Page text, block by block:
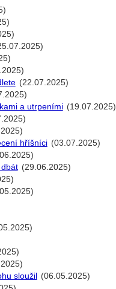
(22.07.2025)
a utrpeními (19.07.2025)
hříšníci (03.07.2025)
(29.06.2025)
sloužil
(06.05.2025)